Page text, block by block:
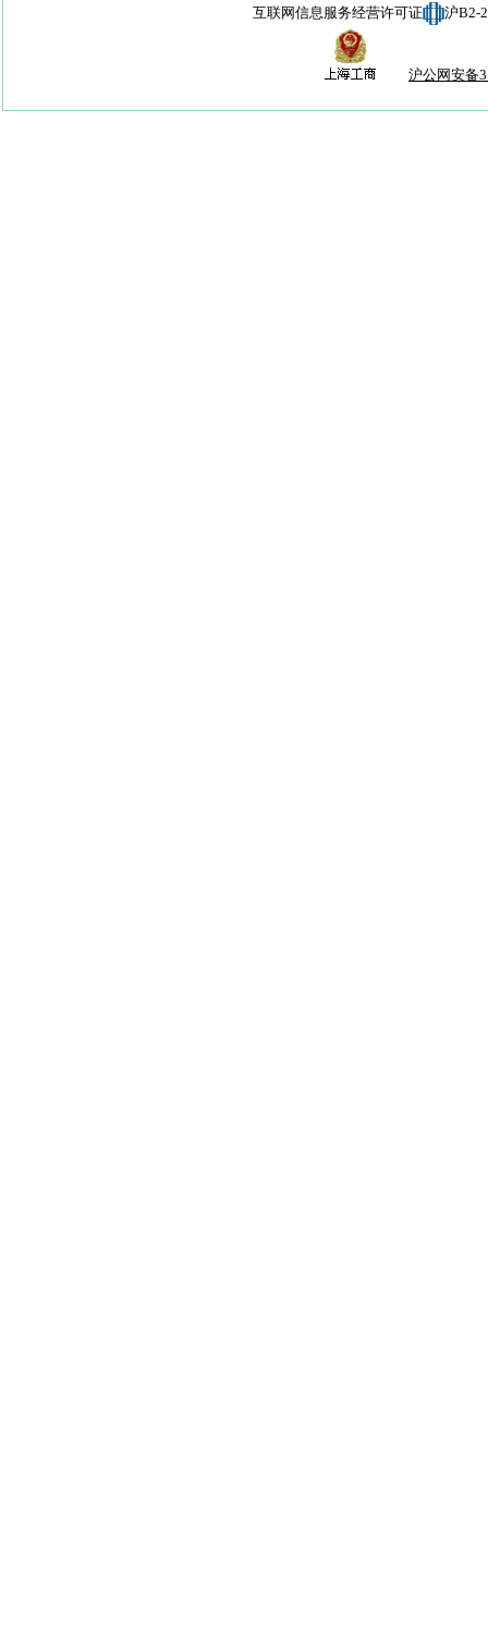
互联网信息服务经营许可证 沪B2-
沪公网安备